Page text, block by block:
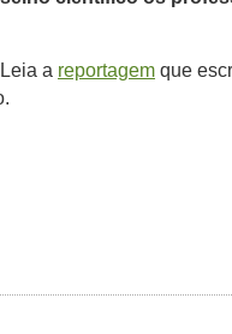
a reportagem que